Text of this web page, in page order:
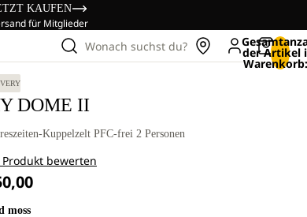
KAUFEN
für Mitglieder
Wonach suchst du? der Artikel
DOME II
Kuppelzelt PFC-frei 2 Personen
Produkt bewerten
moss